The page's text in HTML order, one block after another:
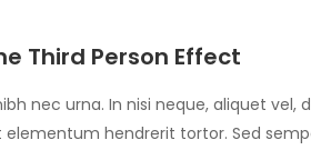
Third Person Effect
nec urna. In nisi neque, aliquet vel,
elementum hendrerit tortor. Sed